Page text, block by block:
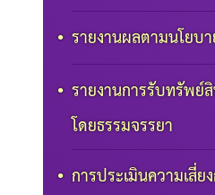
รายงานผลตามนโย
รายงานการรับทรัพย์
โดยธรรมจรรยา
การประเมินความเสี่